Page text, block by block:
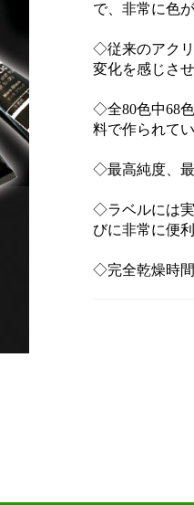
で、非常に色
◇従来のアク
変化を感じさせ
◇全80色中68
料で作られてい
◇最高純度、最
◇ラベルには
びに非常に便利
◇完全乾燥時